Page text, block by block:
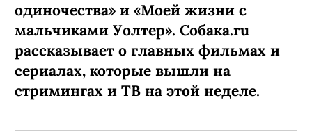
одиночества» и «Моей жизни с
мальчиками Уолтер». Собака.ru
рассказывает о главных фильмах и
сериалах, которые вышли на
стримингах и ТВ на этой неделе.